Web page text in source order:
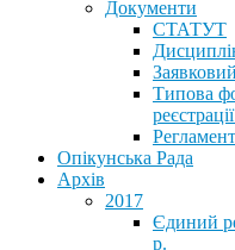
Документи
СТАТУТ
Типова
Опікунська Рада
Архів
2017
Єдиний
р.